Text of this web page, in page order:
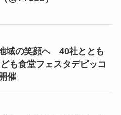
域の笑顔へ 40社ととも
も食堂フェスタデピッコ
催